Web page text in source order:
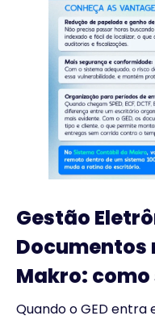
Gestão
Documentos
Makro:
Quando o GED entra